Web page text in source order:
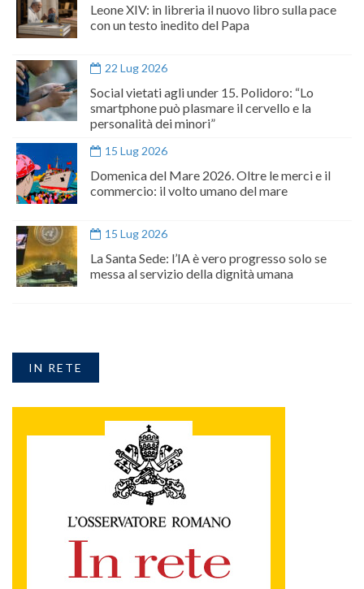
Leone XIV: in libreria il nuovo libro sulla pace
con un testo inedito del Papa
22 Lug 2026
Social vietati agli under 15. Polidoro: “Lo
smartphone può plasmare il cervello e la
personalità dei minori”
15 Lug 2026
Domenica del Mare 2026. Oltre le merci e il
commercio: il volto umano del mare
15 Lug 2026
La Santa Sede: l’IA è vero progresso solo se
messa al servizio della dignità umana
IN RETE